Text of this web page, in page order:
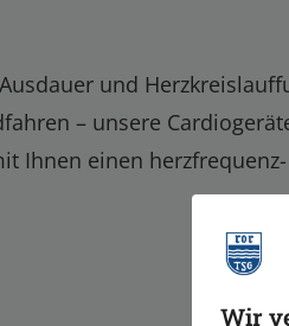
und
– unsere
Ihnen einen
Wir